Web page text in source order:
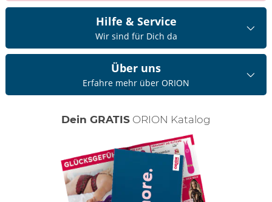
Hilfe & Service
Wir sind für Dich da
Über uns
Erfahre mehr über ORION
Dein GRATIS ORION Katalog